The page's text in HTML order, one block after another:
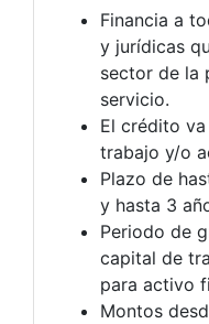
Financia a
y jurídicas
sector de la
servicio.
El crédito
trabajo y/o
Plazo de
y hasta 3
Periodo de
capital de
para activo
Montos